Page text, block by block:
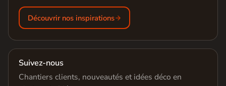
Découvrir nos inspirations
Suivez-nous
Chantiers clients, nouveautés et idées déco en